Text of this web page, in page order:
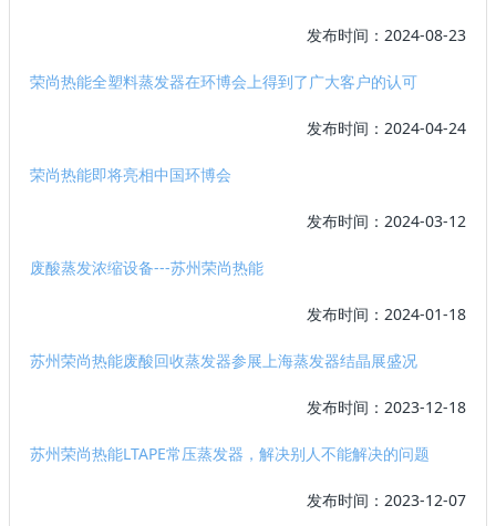
发布时间：2024-08-23
荣尚热能全塑料蒸发器在环博会上得到了广大客户的认可
发布时间：2024-04-24
荣尚热能即将亮相中国环博会
发布时间：2024-03-12
废酸蒸发浓缩设备---苏州荣尚热能
发布时间：2024-01-18
苏州荣尚热能废酸回收蒸发器参展上海蒸发器结晶展盛况
发布时间：2023-12-18
苏州荣尚热能LTAPE常压蒸发器，解决别人不能解决的问题
发布时间：2023-12-07